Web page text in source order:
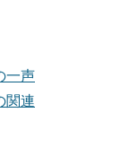
一声
関連